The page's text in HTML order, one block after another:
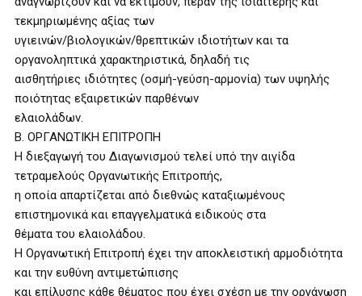
τεκμηριωμένης αξίας των
υγιεινών/βιολογικών/θρεπτικών ιδιοτήτων και τα
οργανοληπτικά χαρακτηριστικά, δηλαδή τις
αισθητήριες ιδιότητες (οσμή-γεύση-αρμονία) των υψηλής
ποιότητας εξαιρετικών παρθένων
ελαιολάδων.
Β. ΟΡΓΑΝΩΤΙΚΗ ΕΠΙΤΡΟΠΗ
Η διεξαγωγή του Διαγωνισμού τελεί υπό την αιγίδα
τετραμελούς Οργανωτικής Επιτροπής,
η οποία απαρτίζεται από διεθνώς καταξιωμένους
επιστημονικά και επαγγελματικά ειδικούς στα
θέματα του ελαιολάδου.
Η Οργανωτική Επιτροπή έχει την αποκλειστική αρμοδιότητα
και την ευθύνη αντιμετώπισης
και επίλυσης κάθε θέματος που έχει σχέση με την οργάνωση